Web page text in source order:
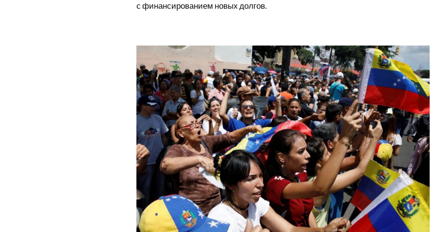
с финансированием новых долгов.